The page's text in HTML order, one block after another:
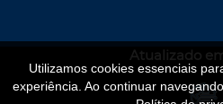
Utilizamos cookies essenciais
experiência. Ao continuar
Atualizado